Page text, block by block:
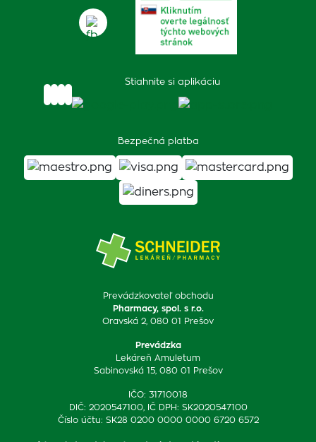
Prevádzkovateľ obchodu
Pharmacy, spol. s r.o.
Oravská 2, 080 01 Prešov
Prevádzka
Lekáreň Amuletum
Sabinovská 15, 080 01 Prešov
IČO: 31710018
DIČ: 2020547100, IČ DPH: SK2020547100
Číslo účtu: SK28 0200 0000 0000 6720 6572
Stiahnite si aplikáciu
Bezpečná platba